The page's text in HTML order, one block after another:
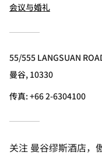
会议与婚礼
55/555 LANGSUAN
曼谷, 10330
传真:+66 2-6304100
关注 曼谷缪斯酒店，